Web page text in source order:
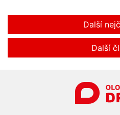
Další
Další